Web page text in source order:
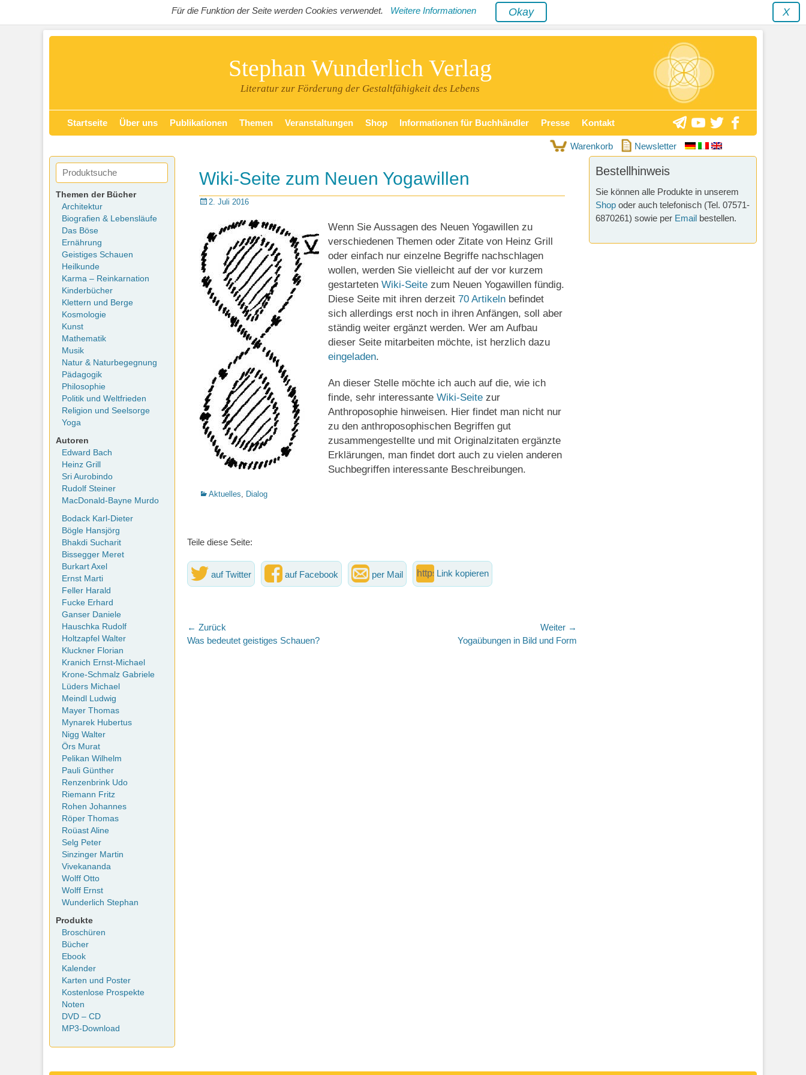
Für die Funktion der Seite werden Cookies verwendet. Weitere Informationen X
Okay
Stephan Wunderlich Verlag
Literatur zur Förderung der Gestaltfähigkeit des Lebens
Primäres Menü
Inhalt
Startseite Über uns Publikationen Themen Veranstaltungen Shop Informationen für Buchhändler Presse Kontakt
Warenkorb Newsletter
Wiki-Seite zum Neuen Yogawillen
Posted
2. Juli 2016
Wenn Sie Aussagen des Neuen Yogawillen zu
verschiedenen Themen oder Zitate von Heinz Grill
oder einfach nur einzelne Begriffe nachschlagen
wollen, werden Sie vielleicht auf der vor kurzem
gestarteten Wiki-Seite zum Neuen Yogawillen fündig.
Diese Seite mit ihren derzeit 70 Artikeln befindet
sich allerdings erst noch in ihren Anfängen, soll aber
ständig weiter ergänzt werden. Wer am Aufbau
dieser Seite mitarbeiten möchte, ist herzlich dazu
eingeladen.
An dieser Stelle möchte ich auch auf die, wie ich
finde, sehr interessante Wiki-Seite zur
Anthroposophie hinweisen. Hier findet man nicht nur
zu den anthroposophischen Begriffen gut
zusammengestellte und mit Originalzitaten ergänzte
Erklärungen, man findet dort auch zu vielen anderen
Suchbegriffen interessante Beschreibungen.
Kategorien
Aktuelles, Dialog
Teile diese Seite:
auf Twitter auf Facebook per Mail Link kopieren
Beitragsnavigation
← Zurück
Vorheriger
Was bedeutet geistiges Schauen?
Weiter →
Yogaübungen in Bild und Form
Bestellhinweis
Sie können alle Produkte in unserem
Shop oder auch telefonisch (Tel. 07571-
6870261) sowie per Email bestellen.
Themen der Bücher
Architektur
Biografien & Lebensläufe
Das Böse
Ernährung
Geistiges Schauen
Heilkunde
Karma – Reinkarnation
Kinderbücher
Klettern und Berge
Kosmologie
Kunst
Mathematik
Musik
Natur & Naturbegegnung
Pädagogik
Philosophie
Politik und Weltfrieden
Religion und Seelsorge
Yoga
Autoren
Edward Bach
Heinz Grill
Sri Aurobindo
Rudolf Steiner
MacDonald-Bayne Murdo
Bodack Karl-Dieter
Bögle Hansjörg
Bhakdi Sucharit
Bissegger Meret
Burkart Axel
Ernst Marti
Feller Harald
Fucke Erhard
Ganser Daniele
Hauschka Rudolf
Holtzapfel Walter
Kluckner Florian
Kranich Ernst-Michael
Krone-Schmalz Gabriele
Lüders Michael
Meindl Ludwig
Mayer Thomas
Mynarek Hubertus
Nigg Walter
Örs Murat
Pelikan Wilhelm
Pauli Günther
Renzenbrink Udo
Riemann Fritz
Rohen Johannes
Röper Thomas
Roüast Aline
Selg Peter
Sinzinger Martin
Vivekananda
Wolff Otto
Wolff Ernst
Wunderlich Stephan
Produkte
Broschüren
Bücher
Ebook
Kalender
Karten und Poster
Kostenlose Prospekte
Noten
DVD – CD
MP3-Download